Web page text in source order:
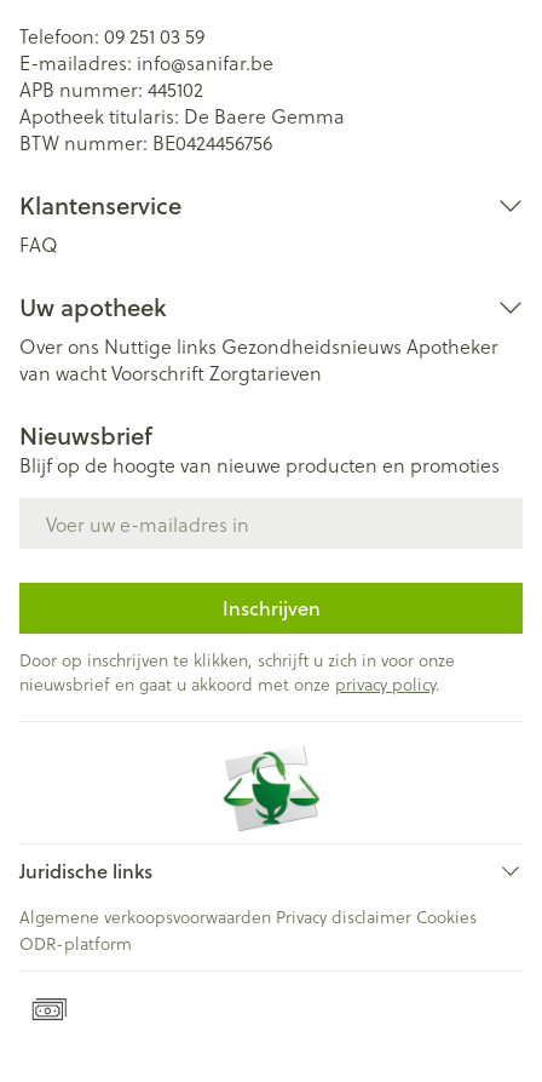
Telefoon: 09 251 03 59
E-mailadres: info@sanifar.be
APB nummer: 445102
Apotheek titularis: De Baere Gemma
BTW nummer: BE0424456756
Klantenservice
FAQ
Uw apotheek
Over ons Nuttige links Gezondheidsnieuws Apotheker
van wachtVoorschriftZorgtarieven
Nieuwsbrief
Blijf op de hoogte van nieuwe producten en promoties
Inschrijven
Door op inschrijven te klikken, schrijft u zich in voor onze
nieuwsbrief en gaat u akkoord met onze privacy policy.
Juridische links
Algemene verkoopsvoorwaarden Privacy disclaimer Cookies
ODR-platform